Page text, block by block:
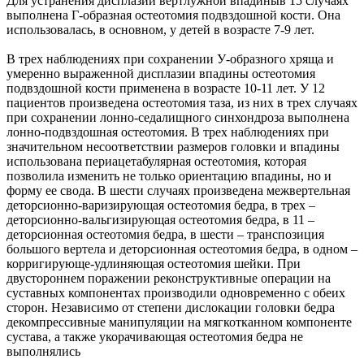
выполнена Г-образная остеотомия подвздошной кости. Она
использовалась, в основном, у детей в возрасте 7-9 лет.
В трех наблюдениях при сохранении У-образного хряща и
умеренно выраженной дисплазии впадины остеотомия
подвздошной кости применена в возрасте 10-11 лет. У 12
пациентов произведена остеотомия таза, из них в трех случаях
при сохранении лонно-седалищного синхондроза выполнена
лонно-подвздошная остеотомия. В трех наблюдениях при
значительном несоответствии размеров головки и впадины
использована периацетабулярная остеотомия, которая
позволила изменить не только ориентацию впадины, но и
форму ее свода. В шести случаях произведена межвертельная
деторсионно-варизирующая остеотомия бедра, в трех –
деторсионно-вальгизирующая остеотомия бедра, в 11 –
деторсионная остеотомия бедра, в шести – транспозиция
большого вертела и деторсионная остеотомия бедра, в одном –
корригирующе-удлиняющая остеотомия шейки. При
двустороннем поражении реконструктивные операции на
суставных компонентах производили одновременно с обеих
сторон. Независимо от степени дислокации головки бедра
декомпрессивные манипуляции на мягкотканном компоненте
сустава, а также укорачивающая остеотомия бедра не
выполнялись